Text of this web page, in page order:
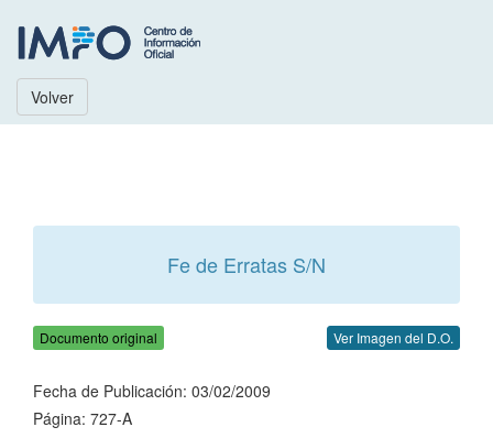
Volver
Fe de Erratas S/N
Documento original Ver Imagen del D.O.
Fecha de Publicación: 03/02/2009
Página: 727-A